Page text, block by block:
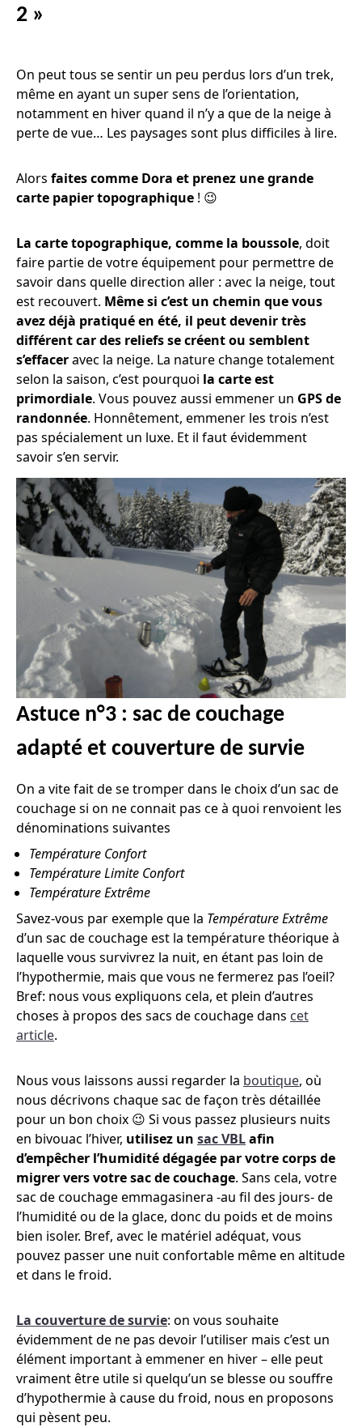
2 »
On peut tous se sentir un peu perdus lors d’un trek,
même en ayant un super sens de l’orientation,
notamment en hiver quand il n’y a que de la neige à
perte de vue… Les paysages sont plus difficiles à lire.
Alors faites comme Dora et prenez une grande
carte papier topographique ! 😉
La carte topographique, comme la boussole, doit
faire partie de votre équipement pour permettre de
savoir dans quelle direction aller : avec la neige, tout
est recouvert. Même si c’est un chemin que vous
avez déjà pratiqué en été, il peut devenir très
différent car des reliefs se créent ou semblent
s’effaceravec la neige. La nature change totalement
selon la saison, c’est pourquoi la carte est
primordiale. Vous pouvez aussi emmener un GPS de
randonnée. Honnêtement, emmener les trois n’est
pas spécialement un luxe. Et il faut évidemment
savoir s’en servir.
Astuce n°3 : sac de couchage
adapté et couverture de survie
On a vite fait de se tromper dans le choix d’un sac de
couchage si on ne connait pas ce à quoi renvoient les
dénominations suivantes
Température Confort
Température Limite Confort
Température Extrême
Savez-vous par exemple que la Température Extrême
d’un sac de couchage est la température théorique à
laquelle vous survivrez la nuit, en étant pas loin de
l’hypothermie, mais que vous ne fermerez pas l’oeil?
Bref: nous vous expliquons cela, et plein d’autres
choses à propos des sacs de couchage dans cet
article.
Nous vous laissons aussi regarder la boutique, où
nous décrivons chaque sac de façon très détaillée
pour un bon choix 😉 Si vous passez plusieurs nuits
en bivouac l’hiver, utilisez un sac VBLafin
d’empêcher l’humidité dégagée par votre corps de
migrer vers votre sac de couchage. Sans cela, votre
sac de couchage emmagasinera -au fil des jours- de
l’humidité ou de la glace, donc du poids et de moins
bien isoler. Bref, avec le matériel adéquat, vous
pouvez passer une nuit confortable même en altitude
et dans le froid.
La couverture de survie: on vous souhaite
évidemment de ne pas devoir l’utiliser mais c’est un
élément important à emmener en hiver – elle peut
vraiment être utile si quelqu’un se blesse ou souffre
d’hypothermie à cause du froid, nous en proposons
qui pèsent peu.